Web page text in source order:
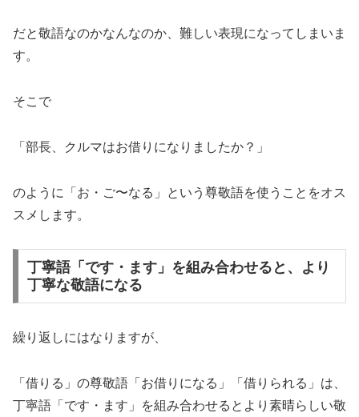
だと敬語なのかなんなのか、難しい表現になってしまいま
す。
そこで
「部長、クルマはお借りになりましたか？」
のように「お・ご〜なる」という尊敬語を使うことをオス
スメします。
丁寧語「です・ます」を組み合わせると、より
丁寧な敬語になる
繰り返しにはなりますが、
「借りる」の尊敬語「お借りになる」「借りられる」は、
丁寧語「です・ます」を組み合わせるとより素晴らしい敬